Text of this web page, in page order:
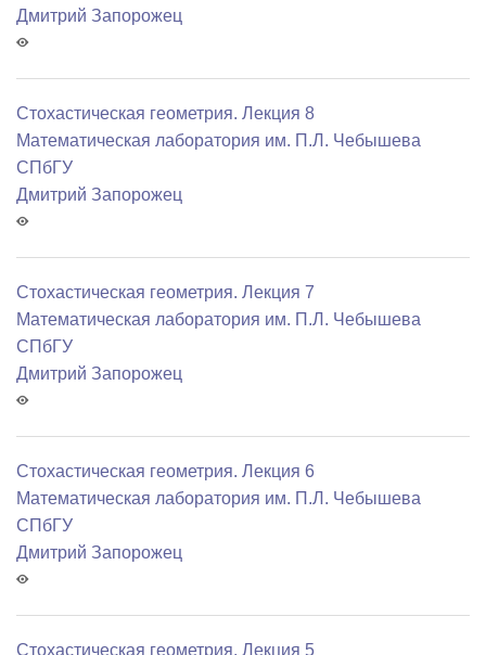
Дмитрий Запорожец
Стохастическая геометрия. Лекция 8
Математичеcкая лаборатория им. П.Л. Чебышева
СПбГУ
Дмитрий Запорожец
Стохастическая геометрия. Лекция 7
Математичеcкая лаборатория им. П.Л. Чебышева
СПбГУ
Дмитрий Запорожец
Стохастическая геометрия. Лекция 6
Математичеcкая лаборатория им. П.Л. Чебышева
СПбГУ
Дмитрий Запорожец
Стохастическая геометрия. Лекция 5